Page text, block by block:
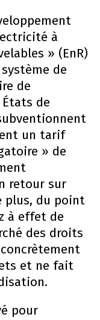
à
» (EnR)
de
de
de
un tarif
» de
retour sur
plus, du point
à effet de
des droits
et ne fait
pour